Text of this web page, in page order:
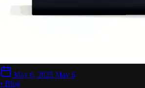
May 6, 2025 May 6
• Blog